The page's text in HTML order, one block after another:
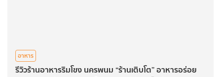
อาหาร
รีวิวร้านอาหารริมโขง นครพนม “ร้านเติบโต” อาหารอร่อย